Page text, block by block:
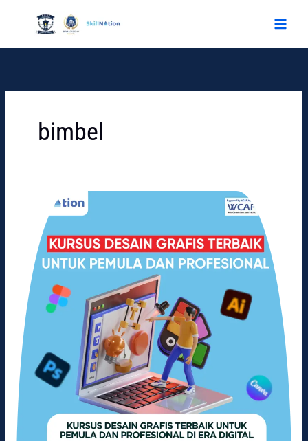
bimbel
Terbaik
untuk
Pemula
dan
Profesional
di
Era
Digital